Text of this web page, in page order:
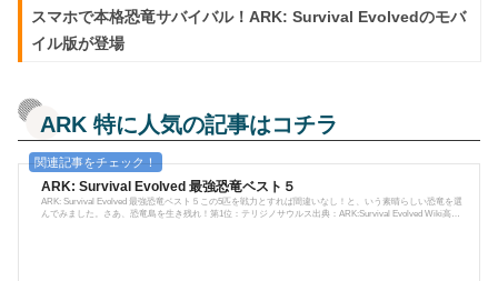
ARKの攻略・情報記事をまとめております！
初心者向けサバイバルガイドから、ちょっとしたコツ・テク
用ください。
スマホで本格恐竜サバイバル！ARK: Survival Evolvedのモバ
イル版が登場
ARK 特に人気の記事はコチラ
ARK: Survival Evolved 最強恐竜ベスト５
ARK: Survival Evolved 最強恐竜ベスト５この5匹を戦力とすれば間違いなし！と、いう素晴らしい恐竜を選
んでみました。さあ、恐竜島を生き残れ！第1位：テリジノサウルス出典：ARK:Survival Evolved Wiki高い